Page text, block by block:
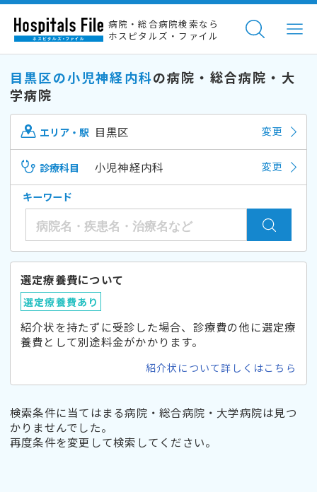
病院・総合病院検索なら
ホスピタルズ・ファイル
目黒区の小児神経内科の病院・総合病院・大
学病院
エリア・駅 目黒区 変更
診療科目 小児神経内科 変更
キーワード
選定療養費について
選定療養費あり
紹介状を持たずに受診した場合、診療費の他に選定療
養費として別途料金がかかります。
紹介状について詳しくはこちら
検索条件に当てはまる病院・総合病院・大学病院は見つ
かりませんでした。
再度条件を変更して検索してください。